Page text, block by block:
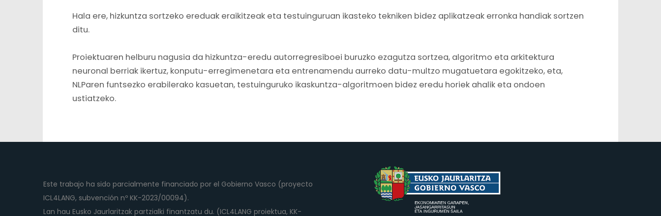
Hala ere, hizkuntza sortzeko ereduak eraikitzeak eta testuinguruan ikasteko tekniken bidez aplikatzeak erronka handiak sortzen
ditu.
Proiektuaren helburu nagusia da hizkuntza-eredu autorregresiboei buruzko ezagutza sortzea, algoritmo eta arkitektura
neuronal berriak ikertuz, konputu-erregimenetara eta entrenamendu aurreko datu-multzo mugatuetara egokitzeko, eta,
NLParen funtsezko erabilerako kasuetan, testuinguruko ikaskuntza-algoritmoen bidez eredu horiek ahalik eta ondoen
ustiatzeko.
Este trabajo ha sido parcialmente financiado por el Gobierno Vasco (proyecto
ICL4LANG, subvención nº KK-2023/00094).
Lan hau Eusko Jaurlaritzak partzialki finantzatu du. (ICL4LANG proiektua, KK-